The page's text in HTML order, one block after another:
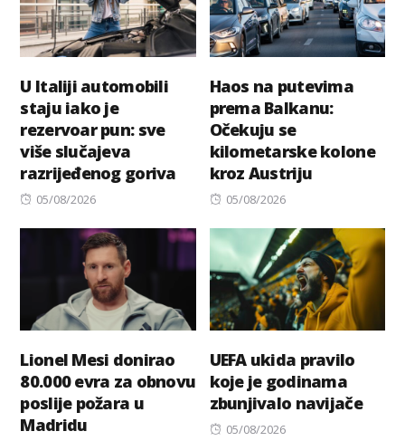
U Italiji automobili
staju iako je
rezervoar pun: sve
više slučajeva
razrijeđenog goriva
Posted
05/08/2026
Haos na putevima
prema Balkanu:
Očekuju se
kilometarske kolone
kroz Austriju
Posted
05/08/2026
Lionel Mesi donirao
80.000 evra za obnovu
poslije požara u
Madridu
UEFA ukida pravilo
koje je godinama
zbunjivalo navijače
Posted
05/08/2026